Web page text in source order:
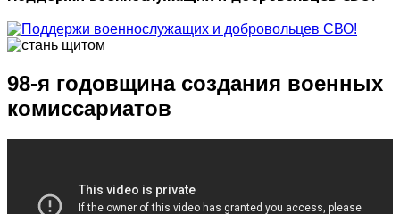
98-я годовщина создания военных
комиссариатов